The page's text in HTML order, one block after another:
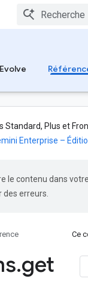
Plus et
Enterprise –
le contenu dans votre
erreurs.
Ce
.get